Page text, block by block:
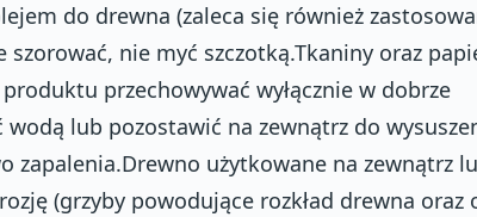
do drewna (zaleca się również
szorować, nie myć szczotką.Tkaniny oraz
przechowywać wyłącznie w dobrze
lub pozostawić na zewnątrz do
zapalenia.Drewno użytkowane na zewnątrz
(grzyby powodujące rozkład drewna oraz